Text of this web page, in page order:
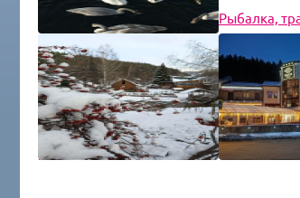
Лебединое озеро
Озером верности и любви
называют алтайцы Светлое
озеро, расположенное в
Советском районе
Рыбалка,
настоящих
последнее